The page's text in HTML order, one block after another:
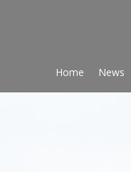
Home News